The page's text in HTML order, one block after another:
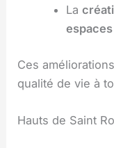
La
Ces
qualité de vie à
Hauts de Saint